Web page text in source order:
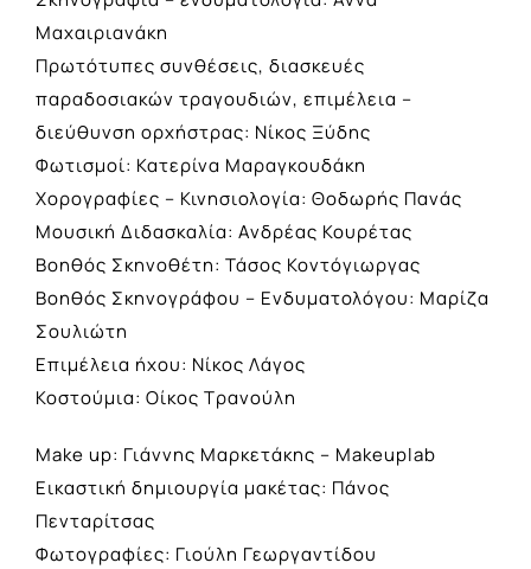
Μαχαιριανάκη
Πρωτότυπες συνθέσεις, διασκευές
παραδοσιακών τραγουδιών, επιμέλεια –
διεύθυνση ορχήστρας: Νίκος Ξύδης
Φωτισμοί: Κατερίνα Μαραγκουδάκη
Χορογραφίες – Κινησιολογία: Θοδωρής Πανάς
Μουσική Διδασκαλία: Ανδρέας Κουρέτας
Βοηθός Σκηνοθέτη: Τάσος Κοντόγιωργας
Βοηθός Σκηνογράφου – Ενδυματολόγου: Μαρίζα
Σουλιώτη
Επιμέλεια ήχου: Νίκος Λάγος
Κοστούμια: Οίκος Τρανούλη
Make up: Γιάννης Μαρκετάκης – Makeuplab
Εικαστική δημιουργία μακέτας: Πάνος
Πενταρίτσας
Φωτογραφίες: Γιούλη Γεωργαντίδου